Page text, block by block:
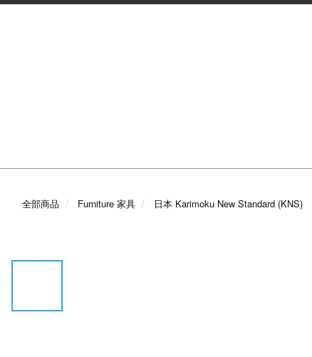
全部商品 Furniture 家具 日本 Karimoku New Standard (KNS)